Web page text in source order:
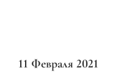
11 Февраля 2021